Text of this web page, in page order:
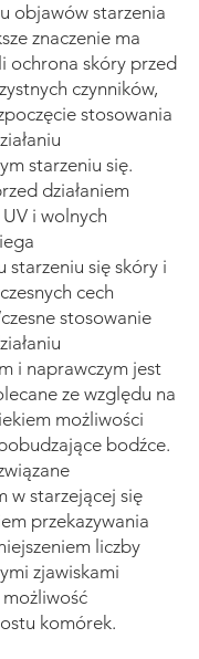
objawów starzenia
znaczenie ma
ochrona skóry przed
czynników,
stosowania
starzeniu się.
działaniem
i wolnych
starzeniu się skóry i
cech
stosowanie
i naprawczym jest
ze względu na
możliwości
bodźce.
w starzejącej się
przekazywania
liczby
zjawiskami
komórek.